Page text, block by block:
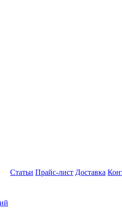
Статьи Прайс-лист Доставка